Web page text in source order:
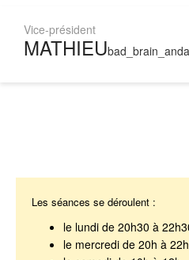
Vice-président
MATHIEU
Les séances se déroulent :
le lundi de 20h30 à
le mercredi de 20h à